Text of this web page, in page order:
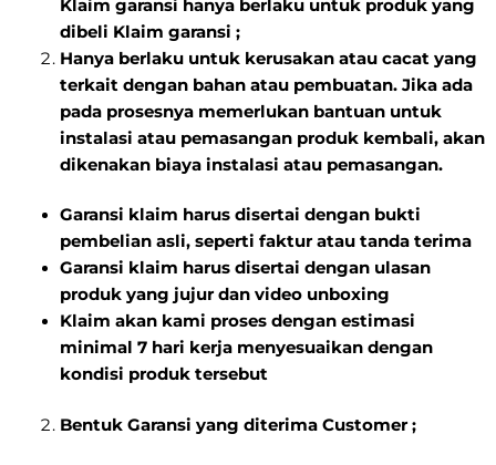
Klaim garansi hanya berlaku untuk produk yang
dibeli Klaim garansi ;
Hanya berlaku untuk kerusakan atau cacat yang
terkait dengan bahan atau pembuatan. Jika ada
pada prosesnya memerlukan bantuan untuk
instalasi atau pemasangan produk kembali, akan
dikenakan biaya instalasi atau pemasangan.
Garansi klaim harus disertai dengan bukti
pembelian asli, seperti faktur atau tanda terima
Garansi klaim harus disertai dengan ulasan
produk yang jujur dan video unboxing
Klaim akan kami proses dengan estimasi
minimal 7 hari kerja menyesuaikan dengan
kondisi produk tersebut
Bentuk Garansi yang diterima Customer ;